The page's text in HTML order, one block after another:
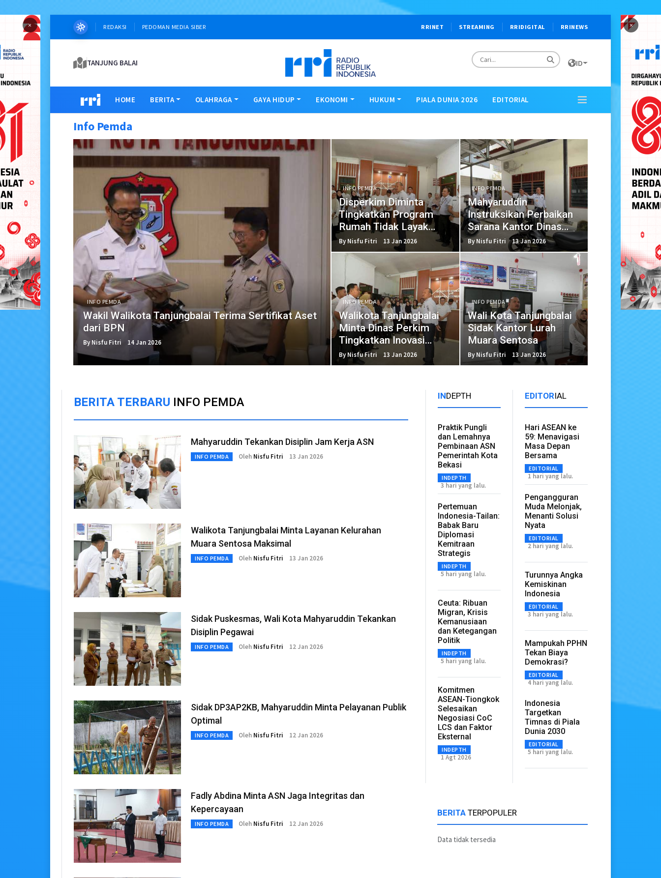
× ×
REDAKSI PEDOMAN MEDIA SIBER RRINET STREAMING RRIDIGITAL RRINEWS
TANJUNG BALAI ID
HOME BERITA OLAHRAGA GAYA HIDUP EKONOMI HUKUM PIALA DUNIA 2026 EDITORIAL
Info Pemda
INFO PEMDA
Wakil Walikota Tanjungbalai Terima Sertifikat Aset
dari BPN
By Nisfu Fitri 14 Jan 2026
INFO PEMDA
Disperkim Diminta
Tingkatkan Program
Rumah Tidak Layak
Huni
By Nisfu Fitri 13 Jan 2026
INFO PEMDA
Mahyaruddin
Instruksikan Perbaikan
Sarana Kantor Dinas
Perkim
By Nisfu Fitri 13 Jan 2026
INFO PEMDA
Walikota Tanjungbalai
Minta Dinas Perkim
Tingkatkan Inovasi
Program
By Nisfu Fitri 13 Jan 2026
INFO PEMDA
Wali Kota Tanjungbalai
Sidak Kantor Lurah
Muara Sentosa
By Nisfu Fitri 13 Jan 2026
BERITA TERBARU INFO PEMDA
Mahyaruddin Tekankan Disiplin Jam Kerja ASN
INFO PEMDA Oleh Nisfu Fitri 13 Jan 2026
Walikota Tanjungbalai Minta Layanan Kelurahan
Muara Sentosa Maksimal
INFO PEMDA Oleh Nisfu Fitri 13 Jan 2026
Sidak Puskesmas, Wali Kota Mahyaruddin Tekankan
Disiplin Pegawai
INFO PEMDA Oleh Nisfu Fitri 12 Jan 2026
Sidak DP3AP2KB, Mahyaruddin Minta Pelayanan Publik
Optimal
INFO PEMDA Oleh Nisfu Fitri 12 Jan 2026
Fadly Abdina Minta ASN Jaga Integritas dan
Kepercayaan
INFO PEMDA Oleh Nisfu Fitri 12 Jan 2026
INDEPTH
Praktik Pungli
dan Lemahnya
Pembinaan ASN
Pemerintah Kota
Bekasi
INDEPTH
3 hari yang lalu.
Pertemuan
Indonesia-Tailan:
Babak Baru
Diplomasi
Kemitraan
Strategis
INDEPTH
5 hari yang lalu.
Ceuta: Ribuan
Migran, Krisis
Kemanusiaan
dan Ketegangan
Politik
INDEPTH
5 hari yang lalu.
Komitmen
ASEAN-Tiongkok
Selesaikan
Negosiasi CoC
LCS dan Faktor
Eksternal
INDEPTH
1 Agt 2026
EDITORIAL
Hari ASEAN ke
59: Menavigasi
Masa Depan
Bersama
EDITORIAL
1 hari yang lalu.
Pengangguran
Muda Melonjak,
Menanti Solusi
Nyata
EDITORIAL
2 hari yang lalu.
Turunnya Angka
Kemiskinan
Indonesia
EDITORIAL
3 hari yang lalu.
Mampukah PPHN
Tekan Biaya
Demokrasi?
EDITORIAL
4 hari yang lalu.
Indonesia
Targetkan
Timnas di Piala
Dunia 2030
EDITORIAL
5 hari yang lalu.
BERITATERPOPULER
Data tidak tersedia